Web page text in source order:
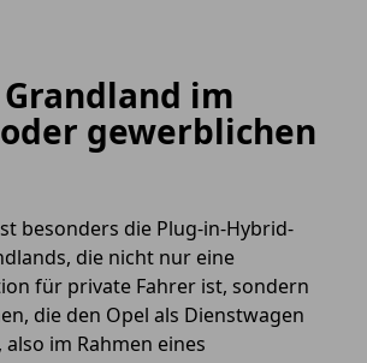
im
gewerblichen
besonders die Plug-in-Hybrid-
die nicht nur eine
für private Fahrer ist, sondern
die den Opel als Dienstwagen
im Rahmen eines